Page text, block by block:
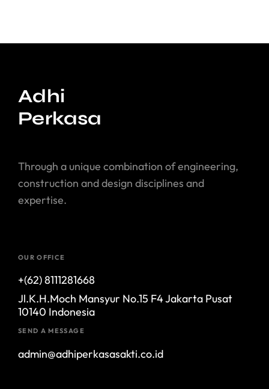
Adhi
Perkasa
Through a unique combination of engineering,
construction and design disciplines and
expertise.
OUR OFFICE
+(62) 8111281668
Jl.K.H.Moch Mansyur No.15 F4 Jakarta Pusat
10140 Indonesia
SEND A MESSAGE
admin@adhiperkasasakti.co.id